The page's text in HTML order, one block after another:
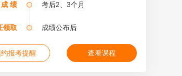
绩 考后2、3个月
领取 成绩公布后
报考提醒 查看课程